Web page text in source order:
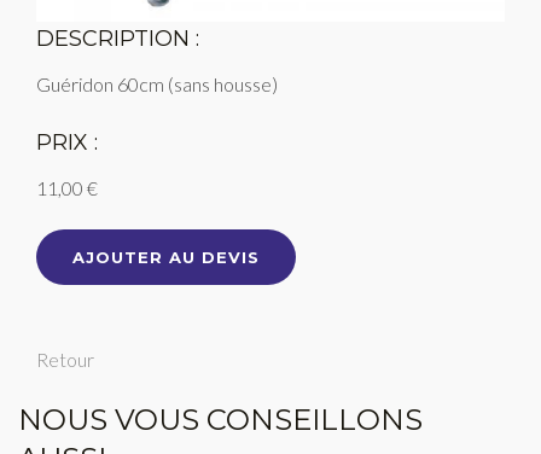
DESCRIPTION :
Guéridon 60cm (sans housse)
PRIX :
11,00 €
AJOUTER AU DEVIS
Retour
NOUS VOUS CONSEILLONS